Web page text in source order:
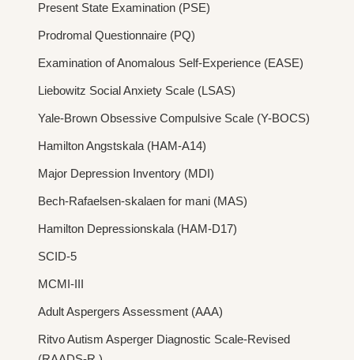
Present State Examination (PSE)
Prodromal Questionnaire (PQ)
Examination of Anomalous Self-Experience (EASE)
Liebowitz Social Anxiety Scale (LSAS)
Yale-Brown Obsessive Compulsive Scale (Y-BOCS)
Hamilton Angstskala (HAM-A14)
Major Depression Inventory (MDI)
Bech-Rafaelsen-skalaen for mani (MAS)
Hamilton Depressionskala (HAM-D17)
SCID-5
MCMI-III
Adult Aspergers Assessment (AAA)
Ritvo Autism Asperger Diagnostic Scale-Revised